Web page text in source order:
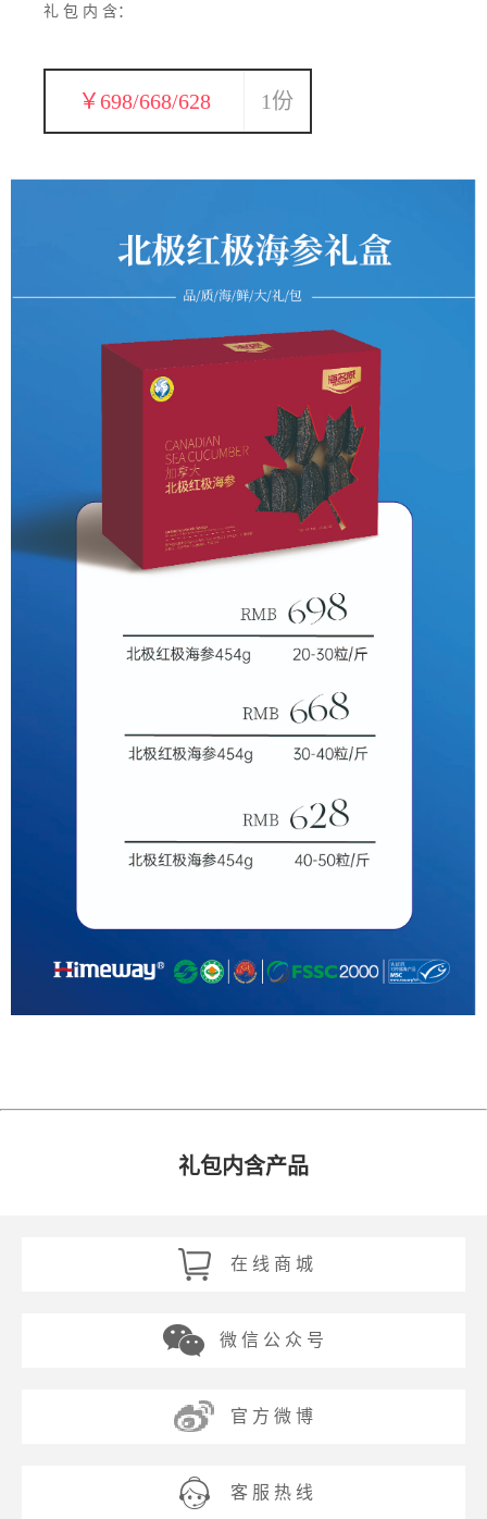
礼 包 内 含：
￥698/668/628 1份
礼包内含产品
在 线 商 城
微 信 公 众 号
官 方 微 博
客 服 热 线